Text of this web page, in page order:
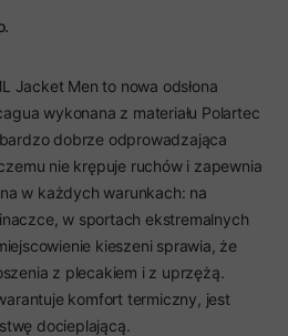
Jacket Men to nowa odsłona
wykonana z materiału Polartec
dobrze odprowadzająca
nie krępuje ruchów i zapewnia
w każdych warunkach: na
w sportach ekstremalnych
kieszeni sprawia, że
z plecakiem i z uprzężą.
komfort termiczny, jest
docieplającą.